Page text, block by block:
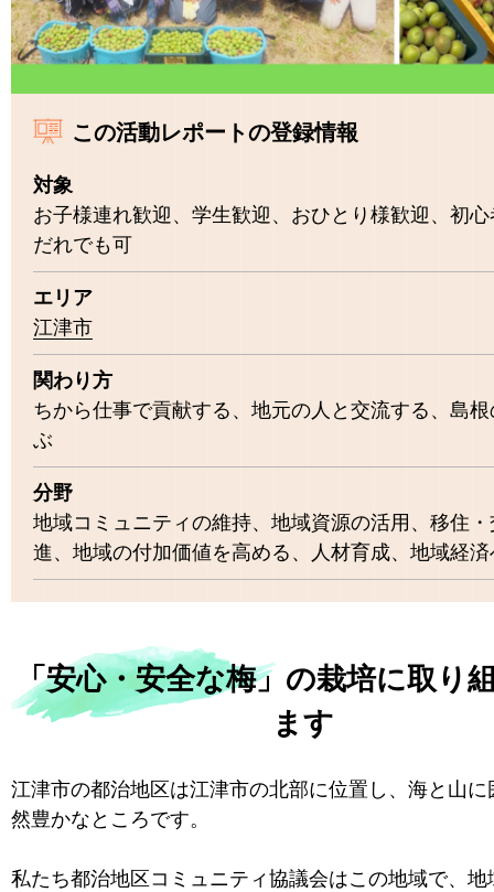
この活動レポートの登録情報
対象
お子様連れ歓迎、学生歓迎、おひとり様歓迎、初
だれでも可
エリア
江津市
関わり方
ちから仕事で貢献する、地元の人と交流する、島
ぶ
分野
地域コミュニティの維持、地域資源の活用、移住
進、地域の付加価値を高める、人材育成、地域経
「安心・安全な梅」の栽培に取り
ます
江津市の都治地区は江津市の北部に位置し、海と山に
然豊かなところです。
私たち都治地区コミュニティ協議会はこの地域で、地